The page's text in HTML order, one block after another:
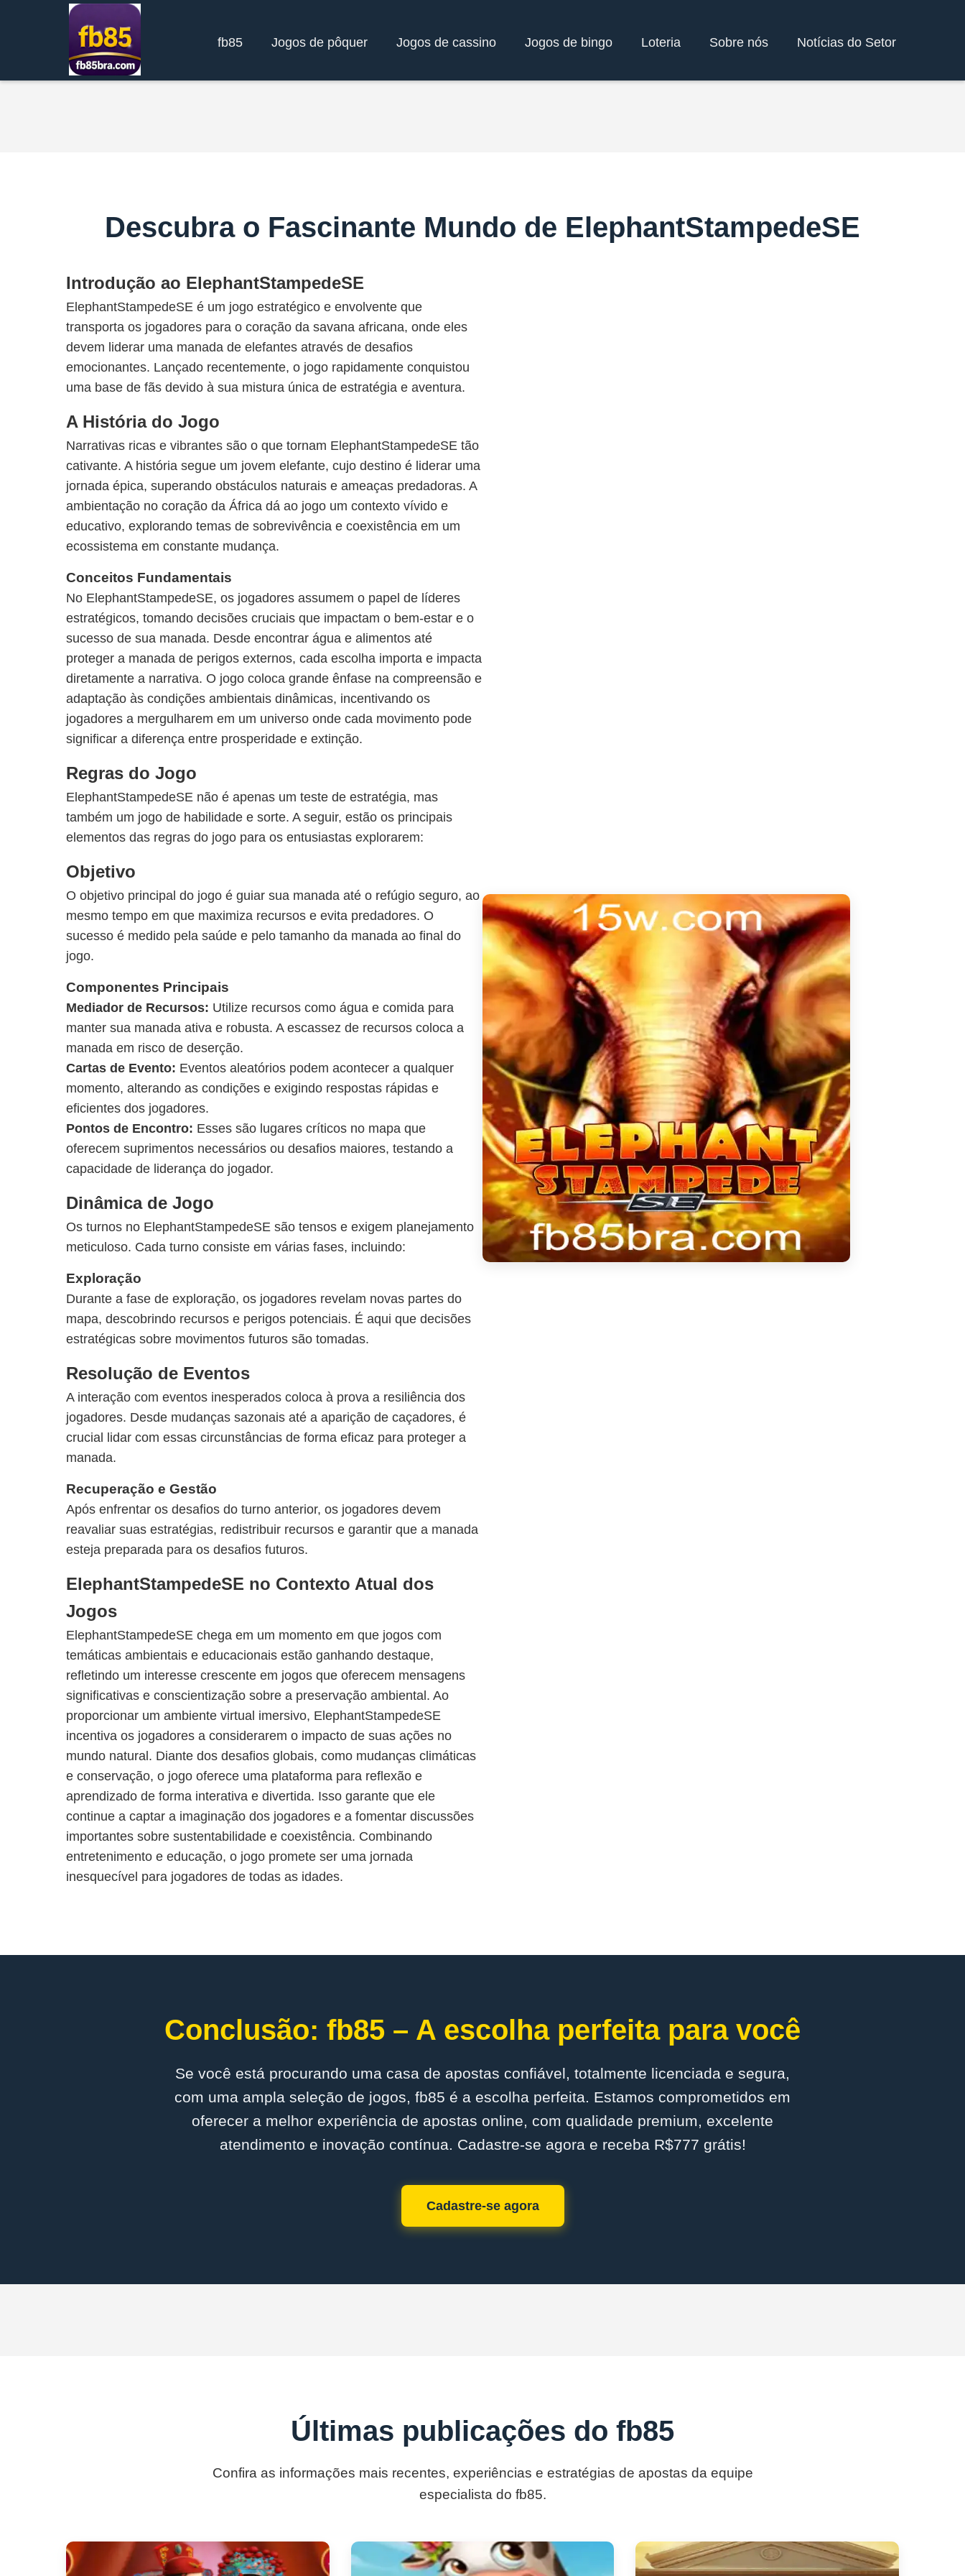
fb85 Jogos de pôquer Jogos de cassino Jogos de bingo Loteria Sobre nós Notícias do Setor
Descubra o Fascinante Mundo de ElephantStampedeSE
Introdução ao ElephantStampedeSE
ElephantStampedeSE é um jogo estratégico e envolvente que
transporta os jogadores para o coração da savana africana, onde eles
devem liderar uma manada de elefantes através de desafios
emocionantes. Lançado recentemente, o jogo rapidamente conquistou
uma base de fãs devido à sua mistura única de estratégia e aventura.
A História do Jogo
Narrativas ricas e vibrantes são o que tornam ElephantStampedeSE tão
cativante. A história segue um jovem elefante, cujo destino é liderar uma
jornada épica, superando obstáculos naturais e ameaças predadoras. A
ambientação no coração da África dá ao jogo um contexto vívido e
educativo, explorando temas de sobrevivência e coexistência em um
ecossistema em constante mudança.
Conceitos Fundamentais
No ElephantStampedeSE, os jogadores assumem o papel de líderes
estratégicos, tomando decisões cruciais que impactam o bem-estar e o
sucesso de sua manada. Desde encontrar água e alimentos até
proteger a manada de perigos externos, cada escolha importa e impacta
diretamente a narrativa. O jogo coloca grande ênfase na compreensão e
adaptação às condições ambientais dinâmicas, incentivando os
jogadores a mergulharem em um universo onde cada movimento pode
significar a diferença entre prosperidade e extinção.
Regras do Jogo
ElephantStampedeSE não é apenas um teste de estratégia, mas
também um jogo de habilidade e sorte. A seguir, estão os principais
elementos das regras do jogo para os entusiastas explorarem:
Objetivo
O objetivo principal do jogo é guiar sua manada até o refúgio seguro, ao
mesmo tempo em que maximiza recursos e evita predadores. O
sucesso é medido pela saúde e pelo tamanho da manada ao final do
jogo.
Componentes Principais
Mediador de Recursos: Utilize recursos como água e comida para
manter sua manada ativa e robusta. A escassez de recursos coloca a
manada em risco de deserção.
Cartas de Evento: Eventos aleatórios podem acontecer a qualquer
momento, alterando as condições e exigindo respostas rápidas e
eficientes dos jogadores.
Pontos de Encontro: Esses são lugares críticos no mapa que
oferecem suprimentos necessários ou desafios maiores, testando a
capacidade de liderança do jogador.
Dinâmica de Jogo
Os turnos no ElephantStampedeSE são tensos e exigem planejamento
meticuloso. Cada turno consiste em várias fases, incluindo:
Exploração
Durante a fase de exploração, os jogadores revelam novas partes do
mapa, descobrindo recursos e perigos potenciais. É aqui que decisões
estratégicas sobre movimentos futuros são tomadas.
Resolução de Eventos
A interação com eventos inesperados coloca à prova a resiliência dos
jogadores. Desde mudanças sazonais até a aparição de caçadores, é
crucial lidar com essas circunstâncias de forma eficaz para proteger a
manada.
Recuperação e Gestão
Após enfrentar os desafios do turno anterior, os jogadores devem
reavaliar suas estratégias, redistribuir recursos e garantir que a manada
esteja preparada para os desafios futuros.
ElephantStampedeSE no Contexto Atual dos
Jogos
ElephantStampedeSE chega em um momento em que jogos com
temáticas ambientais e educacionais estão ganhando destaque,
refletindo um interesse crescente em jogos que oferecem mensagens
significativas e conscientização sobre a preservação ambiental. Ao
proporcionar um ambiente virtual imersivo, ElephantStampedeSE
incentiva os jogadores a considerarem o impacto de suas ações no
mundo natural. Diante dos desafios globais, como mudanças climáticas
e conservação, o jogo oferece uma plataforma para reflexão e
aprendizado de forma interativa e divertida. Isso garante que ele
continue a captar a imaginação dos jogadores e a fomentar discussões
importantes sobre sustentabilidade e coexistência. Combinando
entretenimento e educação, o jogo promete ser uma jornada
inesquecível para jogadores de todas as idades.
Conclusão: fb85 – A escolha perfeita para você
Se você está procurando uma casa de apostas confiável, totalmente licenciada e segura,
com uma ampla seleção de jogos, fb85 é a escolha perfeita. Estamos comprometidos em
oferecer a melhor experiência de apostas online, com qualidade premium, excelente
atendimento e inovação contínua. Cadastre-se agora e receba R$777 grátis!
Cadastre-se agora
Últimas publicações do fb85
Confira as informações mais recentes, experiências e estratégias de apostas da equipe
especialista do fb85.